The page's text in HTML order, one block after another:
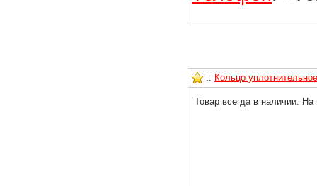
:: Кольцо
Товар всегда в наличии.